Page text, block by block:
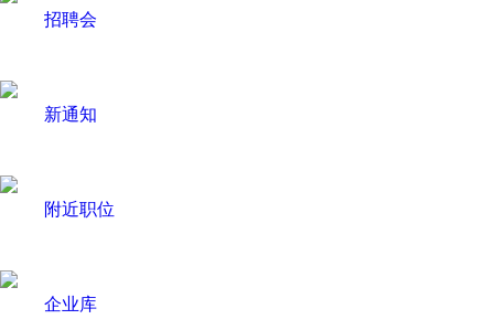
招聘会
新通知
附近职位
企业库